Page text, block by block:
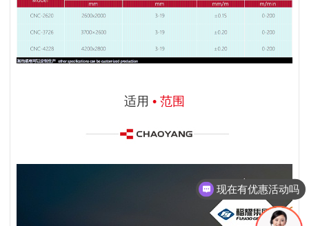
适用 • 范围
现在有优惠活动吗